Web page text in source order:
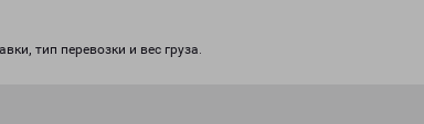
тип перевозки и вес груза.